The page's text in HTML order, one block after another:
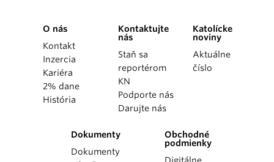
O nás
Kontakt
Inzercia
Kariéra
2% dane
História
Kontaktujte
nás
Staň sa
reportérom
KN
Podporte nás
Darujte nás
Katolícke
noviny
Aktuálne
číslo
Dokumenty
Dokumenty
Obchodné
podmienky